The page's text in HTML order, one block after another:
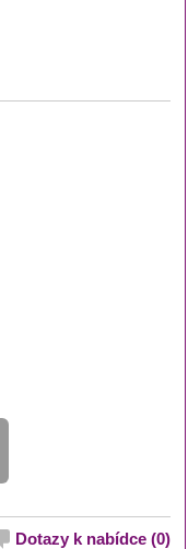
Dotazy k nabídce (0)